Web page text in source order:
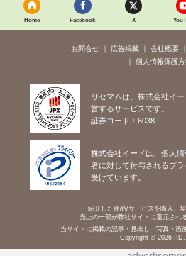
Home Facebook X
お問合せ 広告掲載 会社概要
個人情報保護
リセマムは、株式会社イ
営するサービスです。
証券コード：6038
株式会社イードは、個人
者に対して付与されるプ
受けています。
紹介した商品/サービスを購入、契
売上の一部が弊社サイトに還元され
当サイトに掲載の記事・見出し・写真・画
Copyright © 2026